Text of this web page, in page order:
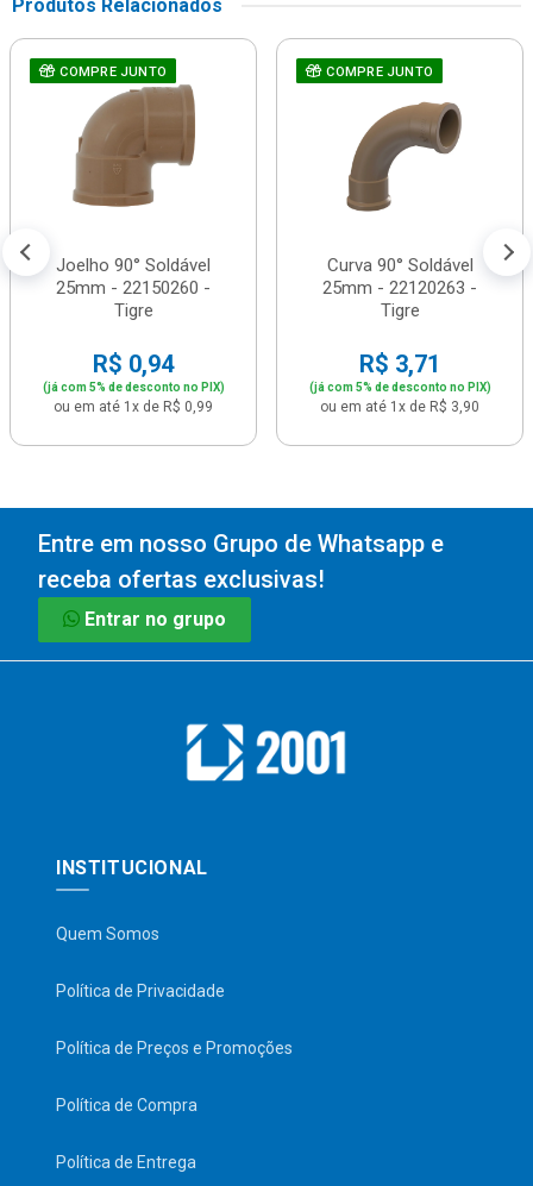
Produtos Relacionados
COMPRE JUNTO
Joelho 90° Soldável
25mm - 22150260 -
Tigre
R$ 0,94
(já com 5% de desconto no PIX)
ou em até 1x de R$ 0,99
COMPRE JUNTO
Curva 90° Soldável
25mm - 22120263 -
Tigre
R$ 3,71
(já com 5% de desconto no PIX)
ou em até 1x de R$ 3,90
Entre em nosso Grupo de Whatsapp e
receba ofertas exclusivas!
Entrar no grupo
INSTITUCIONAL
Quem Somos
Política de Privacidade
Política de Preços e Promoções
Política de Compra
Política de Entrega